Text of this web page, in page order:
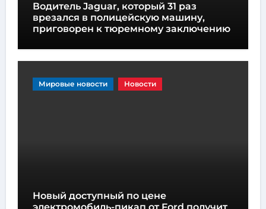
Водитель Jaguar, который 31 раз
врезался в полицейскую машину,
приговорен к тюремному заключению
Мировые новости Новости
Новый доступный по цене